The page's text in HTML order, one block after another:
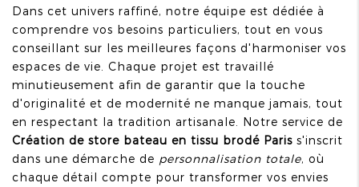
Dans cet univers raffiné, notre équipe est dédiée à
comprendre vos besoins particuliers, tout en vous
conseillant sur les meilleures façons d'harmoniser vos
espaces de vie. Chaque projet est travaillé
minutieusement afin de garantir que la touche
d'originalité et de modernité ne manque jamais, tout
en respectant la tradition artisanale. Notre service de
Création de store bateau en tissu brodé Paris s'inscrit
dans une démarche de personnalisation totale, où
chaque détail compte pour transformer vos envies